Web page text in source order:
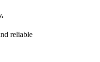
reliable